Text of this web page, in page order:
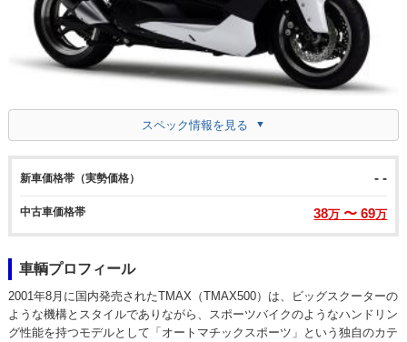
スペック情報を見る
新車価格帯（実勢価格） - -
中古車価格帯 38万 〜 69万
車輌プロフィール
2001年8月に国内発売されたTMAX（TMAX500）は、ビッグスクーターの
ような機構とスタイルでありながら、スポーツバイクのようなハンドリン
グ性能を持つモデルとして「オートマチックスポーツ」という独自のカテ